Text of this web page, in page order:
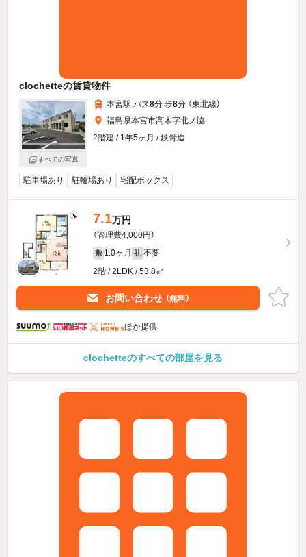
clochetteの賃貸物件
すべての写真
本宮駅 バス8分 歩8分 （東北線）
福島県本宮市高木字北ノ脇
2階建 / 1年5ヶ月 / 鉄骨造
駐車場あり 駐輪場あり 宅配ボックス
7.1万円
（管理費4,000円）
敷 1.0ヶ月 礼 不要
2階 / 2LDK / 53.8㎡
お問い合わせ （無料）
ほか提供
clochetteのすべての部屋を見る